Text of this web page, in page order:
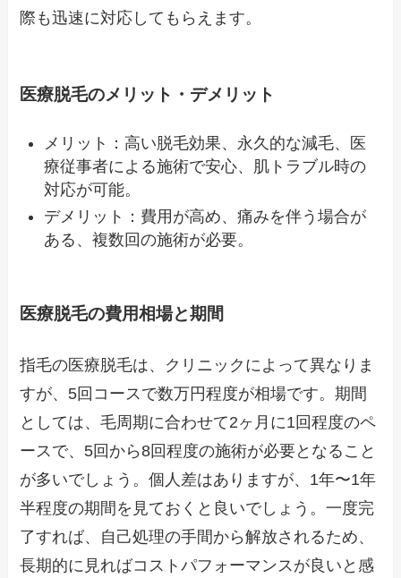
際も迅速に対応してもらえます。
医療脱毛のメリット・デメリット
メリット：高い脱毛効果、永久的な減毛、医
療従事者による施術で安心、肌トラブル時の
対応が可能。
デメリット：費用が高め、痛みを伴う場合が
ある、複数回の施術が必要。
医療脱毛の費用相場と期間
指毛の医療脱毛は、クリニックによって異なりま
すが、5回コースで数万円程度が相場です。期間
としては、毛周期に合わせて2ヶ月に1回程度のペ
ースで、5回から8回程度の施術が必要となること
が多いでしょう。個人差はありますが、1年〜1年
半程度の期間を見ておくと良いでしょう。一度完
了すれば、自己処理の手間から解放されるため、
長期的に見ればコストパフォーマンスが良いと感